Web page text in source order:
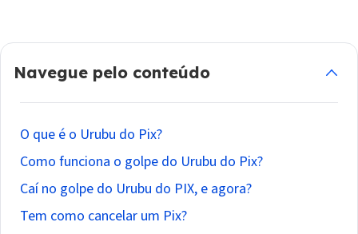
Navegue pelo conteúdo
O que é o Urubu do Pix?
Como funciona o golpe do Urubu do Pix?
Caí no golpe do Urubu do PIX, e agora?
Tem como cancelar um Pix?